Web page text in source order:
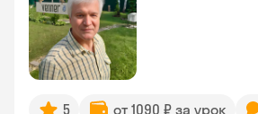
5 от 1090 ₽ за урок